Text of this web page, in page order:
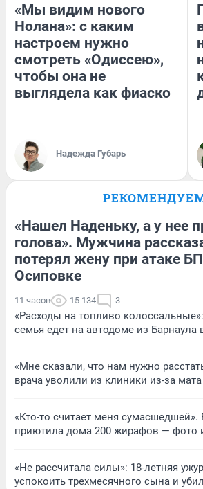
«Мы видим нового
Нолана»: с каким
настроем нужно
смотреть «Одиссею»,
чтобы она не
выглядела как фиаско
Надежда Губарь
«Нашел Наденьку, а у нее
голова». Мужчина
потерял жену при атаке
Осиповке
11 часов 15 134 3
«Расходы на топливо
семья едет на автодоме из
«Мне сказали, что нам нужно
врача уволили из клиники из-за
«Кто-то считает меня сумасшедшей».
приютила дома 200 жирафов — фото
«Не рассчитала силы»: 18-летняя
успокоить трехмесячного сына и